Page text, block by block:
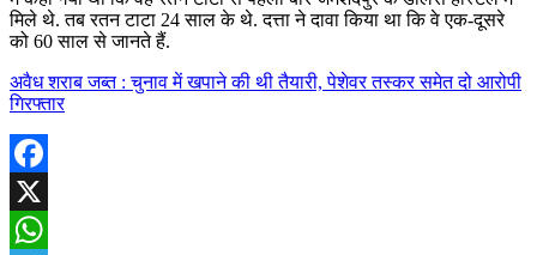
मिले थे. तब रतन टाटा 24 साल के थे. दत्ता ने दावा किया था कि वे एक-दूसरे
को 60 साल से जानते हैं.
अवैध शराब जब्त : चुनाव में खपाने की थी तैयारी, पेशेवर तस्कर समेत दो आरोपी
गिरफ्तार
Facebook
X